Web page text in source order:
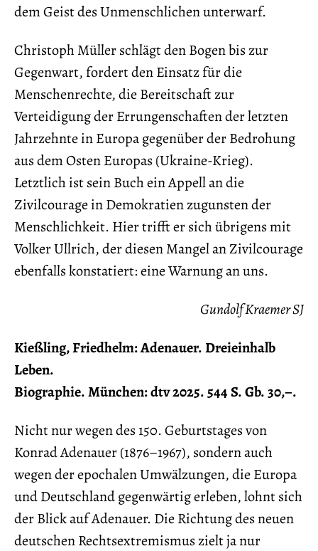
dem Geist des Unmenschlichen unterwarf.
Christoph Müller schlägt den Bogen bis zur
Gegenwart, fordert den Einsatz für die
Menschenrechte, die Bereitschaft zur
Verteidigung der Errungenschaften der letzten
Jahrzehnte in Europa gegenüber der Bedrohung
aus dem Osten Europas (Ukraine-Krieg).
Letztlich ist sein Buch ein Appell an die
Zivilcourage in Demokratien zugunsten der
Menschlichkeit. Hier trifft er sich übrigens mit
Volker Ullrich, der diesen Mangel an Zivilcourage
ebenfalls konstatiert: eine Warnung an uns.
Gundolf Kraemer SJ
Kießling, Friedhelm: Adenauer. Dreieinhalb
Leben.
Biographie. München: dtv 2025. 544 S. Gb. 30,–.
Nicht nur wegen des 150. Geburtstages von
Konrad Adenauer (1876–1967), sondern auch
wegen der epochalen Umwälzungen, die Europa
und Deutschland gegenwärtig erleben, lohnt sich
der Blick auf Adenauer. Die Richtung des neuen
deutschen Rechtsextremismus zielt ja nur